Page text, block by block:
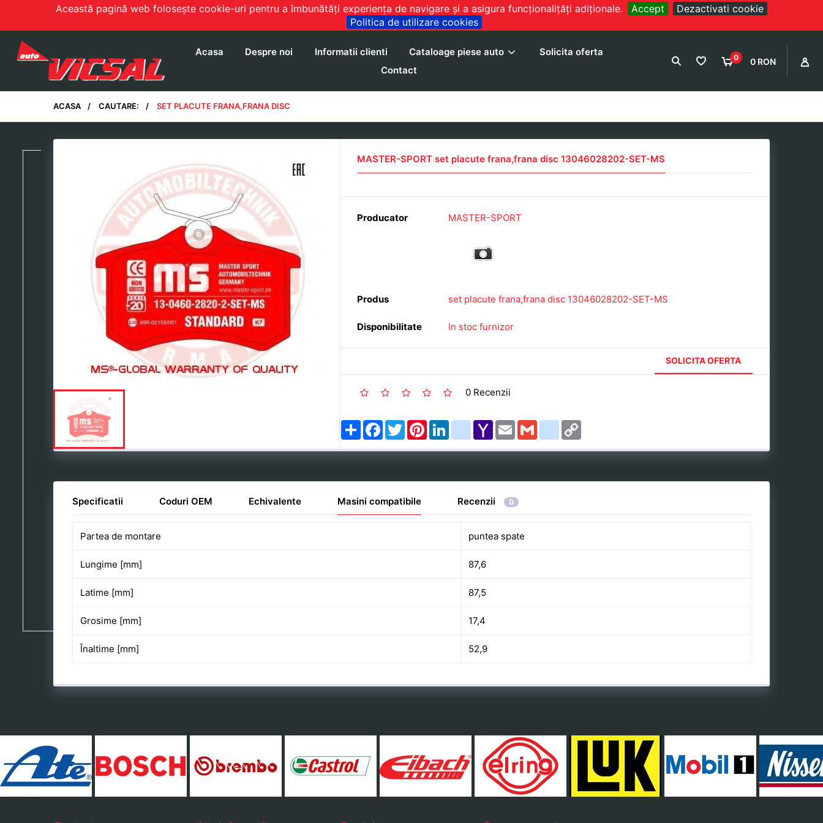
Această pagină web folosește cookie-uri pentru a îmbunătăți experiența de navigare și a asigura funcționalițăți adiționale. Accept
Dezactivati cookie
Politica de utilizare cookies
0 0 RON
Acasa Despre noi Informatii clienti Cataloage piese auto
Solicita oferta
Contact
ACASA CAUTARE: SET PLACUTE FRANA,FRANA DISC
MASTER-SPORT set placute frana,frana disc 13046028202-SET-MS
Producator MASTER-SPORT
Produs set placute frana,frana disc 13046028202-SET-MS
Disponibilitate In stoc furnizor
SOLICITA OFERTA
0 Recenzii
Share Facebook
Twitter PinterestLinkedIngoogle_bookmarks
Yahoo
Mail
Email delicious
Specificatii Coduri OEM Echivalente Masini compatibile Recenzii 0
Partea de montare puntea spate
Lungime [mm] 87,6
Latime [mm] 87,5
Grosime [mm] 17,4
Înaltime [mm] 52,9